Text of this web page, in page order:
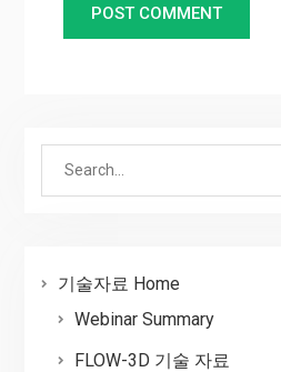
Search
기술자료 Home
Webinar Summary
FLOW-3D 기술 자료